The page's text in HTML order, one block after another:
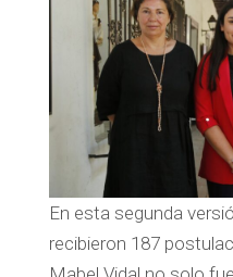
En esta segunda
recibieron 187